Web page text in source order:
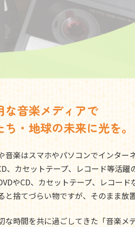
な音楽メディアで
・地球の未来に光を。
音楽はスマホやパソコンでインター
、カセットテープ、レコード等活躍
やCD、カセットテープ、レコー
と捨てづらい物ですが、そのまま放
な時間を共に過ごしてきた「音楽メ